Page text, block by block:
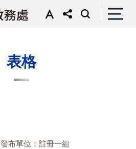
表格
發布單位：註冊一組